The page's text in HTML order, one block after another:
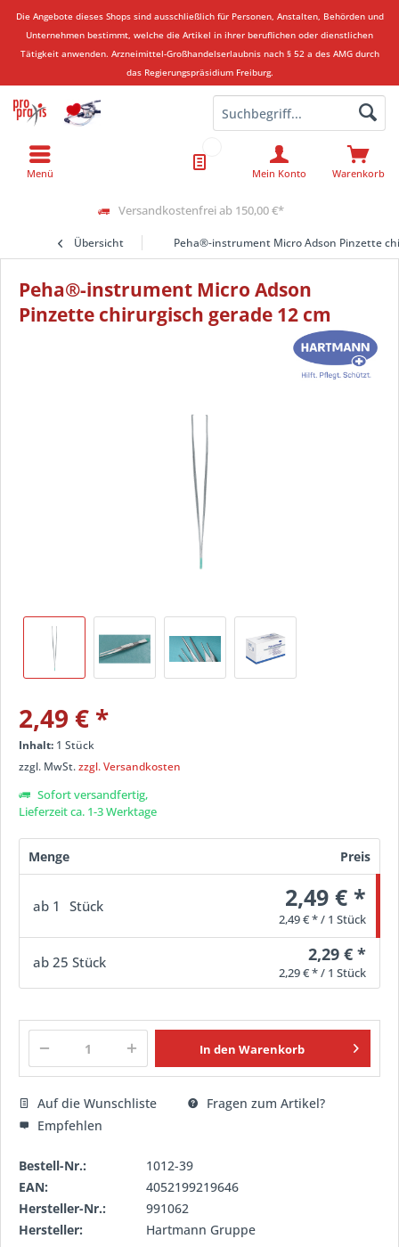
Die Angebote dieses Shops sind ausschließlich für Personen, Anstalten, Behörden und
Unternehmen bestimmt, welche die Artikel in ihrer beruflichen oder dienstlichen
Tätigkeit anwenden. Arzneimittel-Großhandelserlaubnis nach § 52 a des AMG durch
das Regierungspräsidium Freiburg.
Versandkostenfrei ab 150,00 €*
Warenkorb
Mein Konto
Menü
Übersicht Peha®-instrument Micro Adson Pinzette
Peha®-instrument Micro Adson
Pinzette chirurgisch gerade 12 cm
2,49 € *
Inhalt: 1 Stück
zzgl. MwSt.zzgl. Versandkosten
Sofort versandfertig,
Lieferzeit ca. 1-3 Werktage
Menge Preis
ab 1 Stück 2,49 € *
2,49 € * / 1 Stück
ab 25 Stück 2,29 € *
2,29 € * / 1 Stück
In den Warenkorb
Auf die Wunschliste
Fragen zum Artikel?
Empfehlen
Bestell-Nr.:
1012-39
EAN:
4052199219646
Hersteller-Nr.:
991062
Hersteller:
Hartmann Gruppe